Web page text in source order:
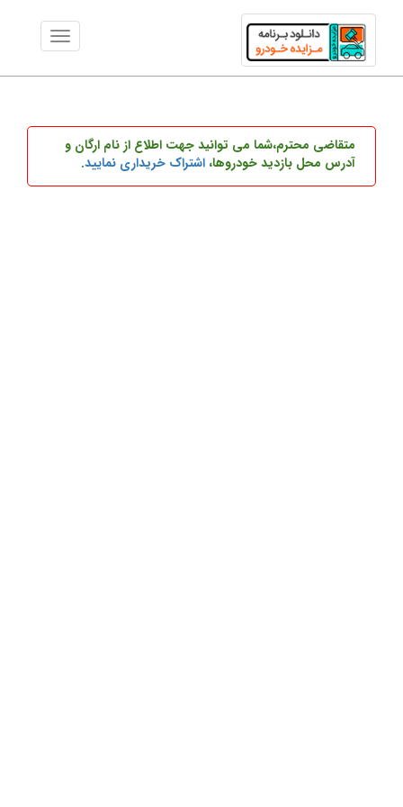
متقاضی محترم،شما می توانیدجهت اطلاع از نام ارگان و
آدرس محل بازدید خودروها، اشتراک خریداری نمایید.